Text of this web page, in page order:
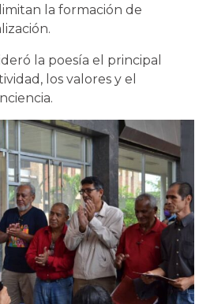
la formación de
la poesía el principal
los valores y el